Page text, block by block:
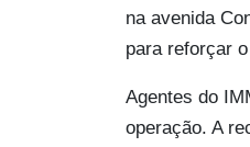
na avenida
para reforçar
Agentes do
operação. A